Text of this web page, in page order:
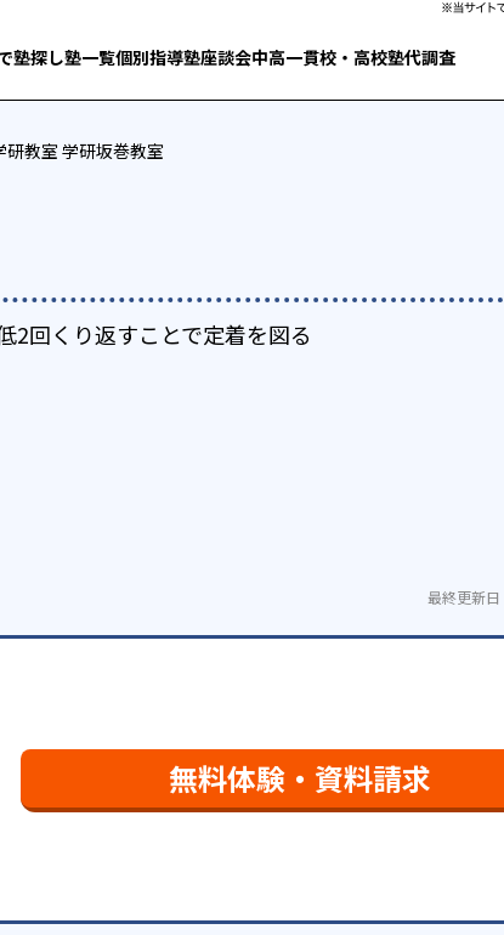
塾探し塾一覧個別指導塾座談会中高一貫校・高校塾代調査
研教室 学研坂巻教室
2回くり返すことで定着を図る
最終更新
無料体験・資料請求